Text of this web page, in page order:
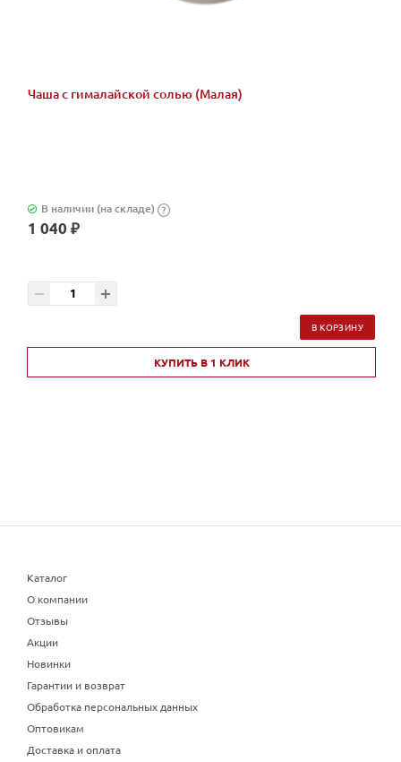
Чаша с гималайской солью (Малая)
В наличии (на складе) ?
1 040 ₽
В КОРЗИНУ
КУПИТЬ В 1 КЛИК
Каталог
О компании
Отзывы
Акции
Новинки
Гарантии и возврат
Обработка персональных данных
Оптовикам
Доставка и оплата